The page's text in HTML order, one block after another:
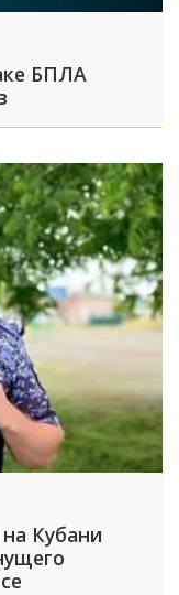
БПЛА
Кубани